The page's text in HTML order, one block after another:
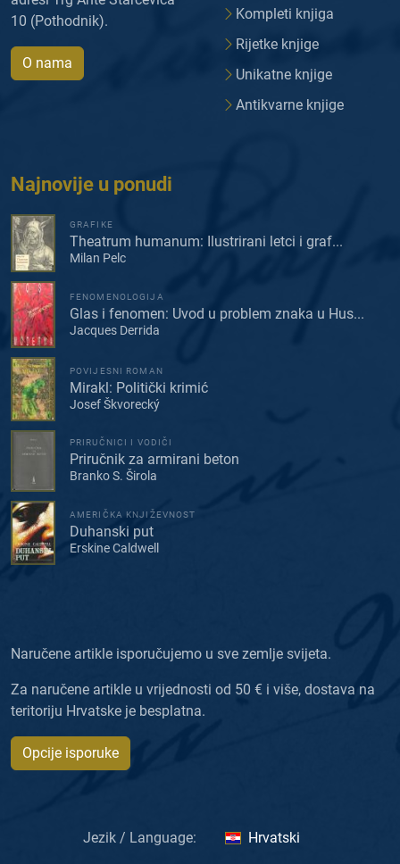
10 (Pothodnik).
O nama
Kompleti knjiga
Rijetke knjige
Unikatne knjige
Antikvarne knjige
Najnovije u ponudi
GRAFIKE
Theatrum humanum: Ilustrirani letci i graf...
Milan Pelc
FENOMENOLOGIJA
Glas i fenomen: Uvod u problem znaka u Hus...
Jacques Derrida
POVIJESNI ROMAN
Mirakl: Politički krimić
Josef Škvorecký
PRIRUČNICI I VODIČI
Priručnik za armirani beton
Branko S. Širola
AMERIČKA KNJIŽEVNOST
Duhanski put
Erskine Caldwell
Naručene artikle isporučujemo u sve zemlje svijeta.
Za naručene artikle u vrijednosti od 50 € i više, dostava na
teritoriju Hrvatske je besplatna.
Opcije isporuke
Jezik / Language: Hrvatski